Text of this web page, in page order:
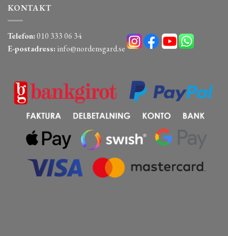
KONTAKT
Telefon:010 333 06 34
E-postadress: info@nordensgard.se